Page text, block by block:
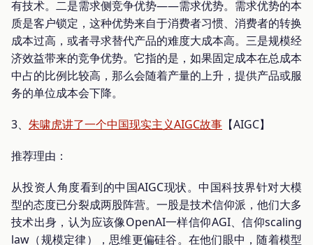
有技术。二是需求侧竞争优势——需求优势。需求优势的本
质是客户锁定，这种优势来自于消费者习惯、消费者的转换
成本过高，或者寻求替代产品的难度大成本高。三是规模经
济效益带来的竞争优势。它指的是，如果固定成本在总成本
中占的比例比较高，那么会随着产量的上升，提供产品或服
务的单位成本会下降。
3、 朱啸虎讲了一个中国现实主义AIGC故事 【AIGC】
推荐理由：
从投资人角度看到的中国AIGC现状。中国科技界针对大模
型的态度已分裂成两股阵营。一股是技术信仰派，他们大多
技术出身，认为应该像OpenAI一样信仰AGI、信仰scaling
law（规模定律），思维更偏硅谷。在他们眼中，随着模型